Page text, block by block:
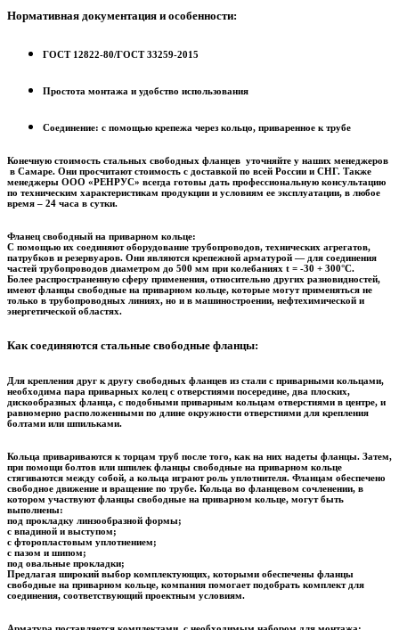
Нормативная документация и особенности:
ГОСТ 12822-80/ГОСТ 33259-2015
Простота монтажа и удобство использования
Соединение: с помощью крепежа через кольцо, приваренное к трубе
Конечную стоимость стальных свободных фланцев уточняйте у наших менеджеров
в Самаре. Они просчитают стоимость с доставкой по всей России и СНГ. Также
менеджеры ООО «РЕНРУС» всегда готовы дать профессиональную консультацию
по техническим характеристикам продукции и условиям ее эксплуатации, в любое
время – 24 часа в сутки.
Фланец свободный на приварном кольце:
С помощью их соединяют оборудование трубопроводов, технических агрегатов,
патрубков и резервуаров. Они являются крепежной арматурой — для соединения
частей трубопроводов диаметром до 500 мм при колебаниях t = ­-30 + 300°С.
Более распространенную сферу применения, относительно других разновидностей,
имеют фланцы свободные на приварном кольце, которые могут применяться не
только в трубопроводных линиях, но и в машиностроении, нефтехимической и
энергетической областях.
Как соединяются стальные свободные фланцы:
Для крепления друг к другу свободных фланцев из стали с приварными кольцами,
необходима пара приварных колец с отверстиями посередине, два плоских,
дискообразных фланца, с подобными приварным кольцам отверстиями в центре, и
равномерно расположенными по длине окружности отверстиями для крепления
болтами или шпильками.
Кольца привариваются к торцам труб после того, как на них надеты фланцы. Затем,
при помощи болтов или шпилек фланцы свободные на приварном кольце
стягиваются между собой, а кольца играют роль уплотнителя. Фланцам обеспечено
свободное движение и вращение по трубе. Кольца во фланцевом сочленении, в
котором участвуют фланцы свободные на приварном кольце, могут быть
выполнены:
под прокладку линзообразной формы;
с впадиной и выступом;
с фторопластовым уплотнением;
с пазом и шипом;
под овальные прокладки;
Предлагая широкий выбор комплектующих, которыми обеспечены фланцы
свободные на приварном кольце, компания помогает подобрать комплект для
соединения, соответствующий проектным условиям.